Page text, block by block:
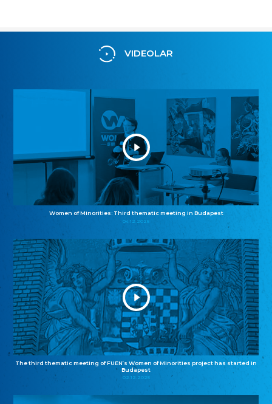
VIDEOLAR
Women of Minorities: Third thematic meeting in Budapest
04.12.2025
The third thematic meeting of FUEN’s Women of Minorities project has started in
Budapest
02.12.2025